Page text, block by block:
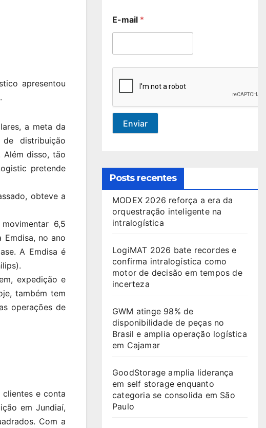
apresentou
a meta da
distribuição
Além disso, tão
pretende
obteve a
6,5
no ano
A Emdisa é
expedição e
também tem
operações de
e conta
em Jundiaí,
Com a
E-mail *
Enviar
Posts recentes
MODEX 2026 reforça a era da
orquestração inteligente na
intralogística
LogiMAT 2026 bate recordes e
confirma intralogística como
motor de decisão em tempos de
incerteza
GWM atinge 98% de
disponibilidade de peças no
Brasil e amplia operação logística
em Cajamar
GoodStorage amplia liderança
em self storage enquanto
categoria se consolida em São
Paulo